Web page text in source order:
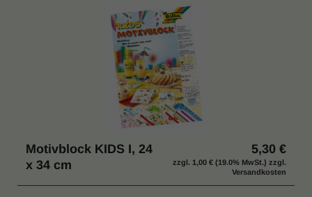
Motivblock KIDS I, 24
x 34 cm
5,30 €
zzgl. 1,00 € (19.0% MwSt.) zzgl.
Versandkosten